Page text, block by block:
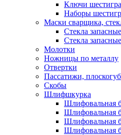
Ключи
Наборы
Маски сварщика,
Стекла
Стекла
Молотки
Ножницы по металлу
Отвертки
Пассатижи,
Скобы
Шлифшкурка
Шлифовальная
Шлифовальная
Шлифовальная
Шлифовальная